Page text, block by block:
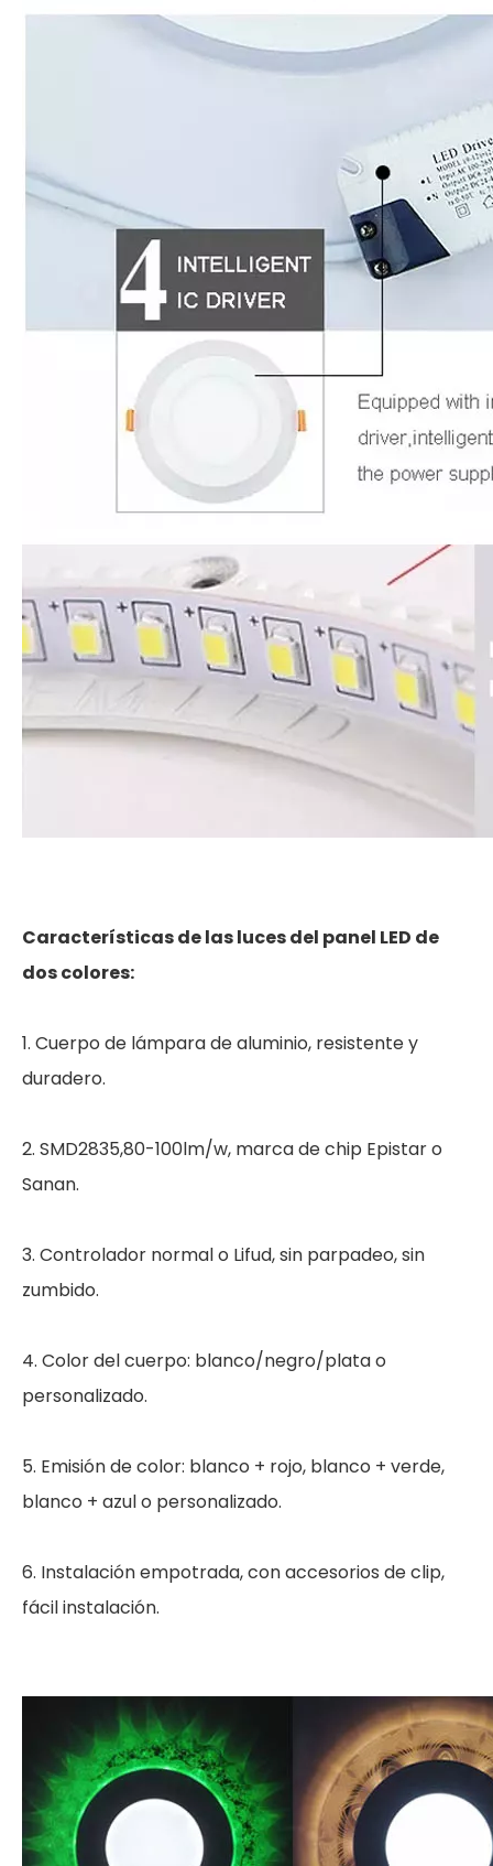
Características de las luces del panel LED de
dos colores:
1. Cuerpo de lámpara de aluminio, resistente y
duradero.
2. SMD2835,80-100lm/w, marca de chip Epistar o
Sanan.
3. Controlador normal o Lifud, sin parpadeo, sin
zumbido.
4. Color del cuerpo: blanco/negro/plata o
personalizado.
5. Emisión de color: blanco + rojo, blanco + verde,
blanco + azul o personalizado.
6. Instalación empotrada, con accesorios de clip,
fácil instalación.